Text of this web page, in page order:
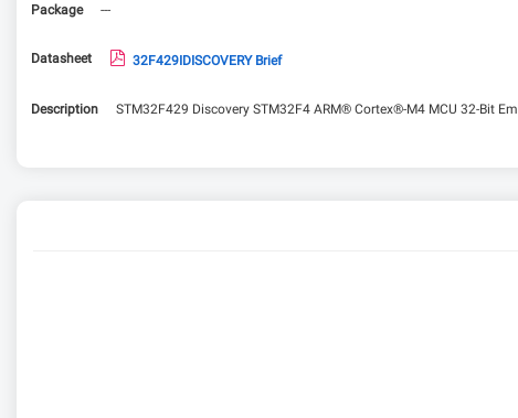
Package ---
Datasheet 32F429IDISCOVERY Brief
Description STM32F429 Discovery STM32F4 ARM® Cortex®-M4 MCU 32-Bit